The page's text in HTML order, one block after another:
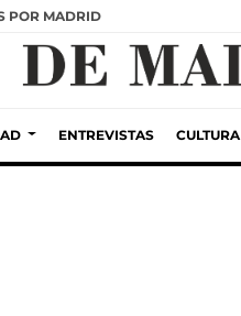
POR MADRID
ENTREVISTAS CULTURA